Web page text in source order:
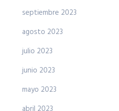
septiembre 2023
agosto 2023
julio 2023
junio 2023
mayo 2023